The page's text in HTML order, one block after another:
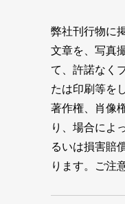
弊社刊行物に
文章を、写真
て、許諾なく
たは印刷等を
著作権、肖像
り、場合によ
るいは損害賠
ります。ご注